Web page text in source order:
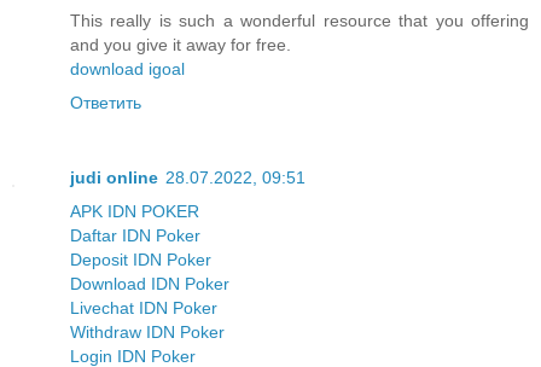
This really is such a wonderful resource that you offering
and you give it away for free.
download igoal
Ответить
judi online 28.07.2022, 09:51
APK IDN POKER
Daftar IDN Poker
Deposit IDN Poker
Download IDN Poker
Livechat IDN Poker
Withdraw IDN Poker
Login IDN Poker